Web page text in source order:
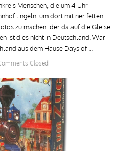
Menschen, die um 4 Uhr
tingeln, um dort mit ner fetten
zu machen, der da auf die Gleise
ist dies nicht in Deutschland. War
aus dem Hause Days of ...
Closed